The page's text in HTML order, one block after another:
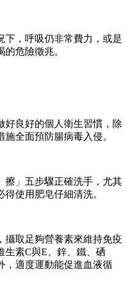
下，呼吸仍非常費力，或是
危險徵兆。
好良好的個人衛生習慣，除
全面預防腸病毒入侵。
擦」五步驟正確洗手，尤其
使用肥皂仔細清洗。
攝取足夠營養素來維持免疫
生素C與E、鋅、鐵、硒
，適度運動能促進血液循